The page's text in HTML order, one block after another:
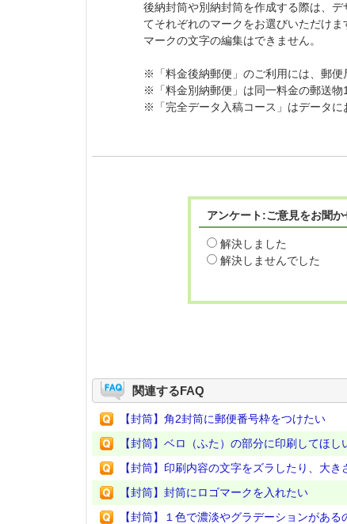
後納封筒や別納封筒を作成する際は、
てそれぞれのマークをお選びいただけま
マークの文字の編集はできません。
※「料金後納郵便」のご利用には、郵便
※「料金別納郵便」は同一料金の郵送物
※「完全データ入稿コース」はデータに
アンケート:ご意見をお聞か
解決しました
解決しませんでした
関連するFAQ
【封筒】角2封筒に郵便番号枠をつけたい
【封筒】ベロ（ふた）の部分に印刷してほし
【封筒】印刷内容の文字をズラしたり、大き
【封筒】封筒にロゴマークを入れたい
【封筒】１色で濃淡やグラデーションがあ